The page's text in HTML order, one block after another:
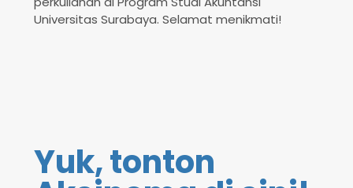
Universitas Surabaya. Selamat menikmati!
Yuk, tonton